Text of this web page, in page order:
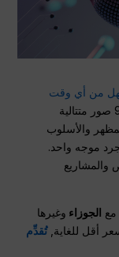
من أي وقت
, ، يمكنك إنشاء 6 أو 9 صور متتالية
والأسلوب
موجه واحد.
والمشاريع
مع الجوزاء وغيرها
أقل للغاية,تُقدِّم